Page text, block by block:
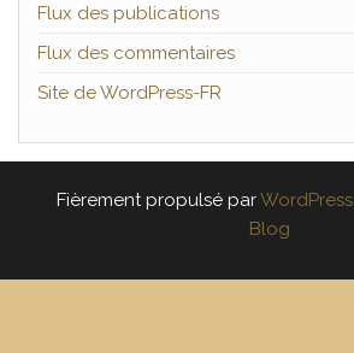
Flux des publications
Flux des commentaires
Site de WordPress-FR
Fièrement propulsé parWordPress
Blog